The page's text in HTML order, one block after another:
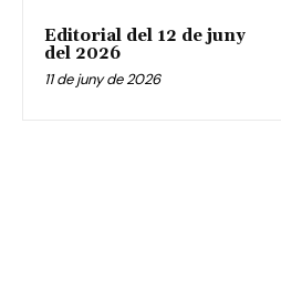
Editorial del 12 de juny
del 2026
11 de juny de 2026